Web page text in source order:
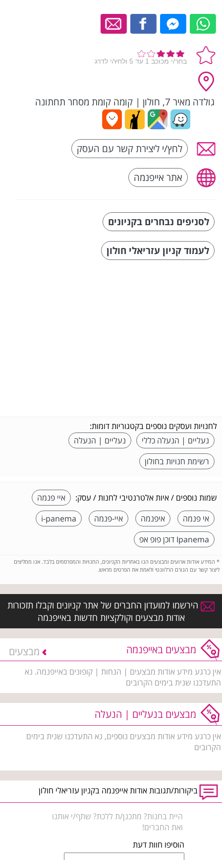
גולדה מאיר 7, חולון | קומה קומת מסחר תחתונה
לחץ/י ליצירת קשר עם העסק
אתר אייפנמה
לסניפים נבחרים בקניונים
לעמוד קניון עזריאלי חולון
לחנויות ועסקים נוספים בקטגוריות דומות:
נעליים | הנעלה כללי
נעליים | הנעלה
רשימת חנויות בחולון
שמות נוספים / איות אלטרנטיבי לחנות / עסק:
איי פנמה
אי פנמה
איפנמה איי-פנמה
i-panema
Ipanema דוכן פופ אפ
* המידע אודות ארועים ומבצעים הנו באחריות הקניונים, החנויות והמפרסמים בלבד. אנו ממליצים
ליצור קשר עם הגורם הרלוונטי ולאמת את הפרטים מראש.
הירשמו למועדון החברים של אתר קניונים וקבלו תזכורות
אודות מבצעים וקולקציות חדשות באייפנמה
מבצעים באייפנמה מבצעים
אין כרגע מידע אודות מבצעים | הנחות | קופונים באייפנמה. נא
התעדכנו שנית בימים הקרובים
מבצעים בנעליים | הנעלה
אין כרגע מידע אודות מבצעים נוספים, נא התעדכנו שנית בימים
הקרובים
ביקורות/תגובות אודות אייפנמה בקניון עזריאלי חולון
היית בחנות? מתכנן/ת ללכת? שתף/י אותנו
ואת החברים!
הוסיפו חוות דעת